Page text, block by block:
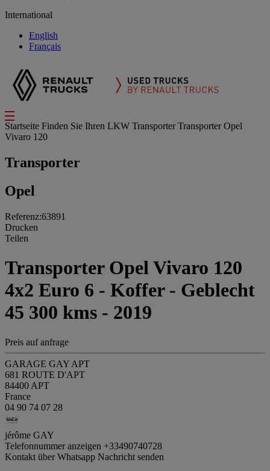
International
English
Français
Startseite Finden Sie Ihren LKW TransporterTransporter Opel
Vivaro 120
Transporter
Opel
Referenz:63891
Drucken
Teilen
Transporter Opel Vivaro 120
4x2 Euro 6 - Koffer - Geblecht
45 300 kms - 2019
Preis auf anfrage
GARAGE GAY APT
681 ROUTE D'APT
84400 APT
France
04 90 74 07 28
jérôme GAY
Telefonnummer anzeigen +33490740728
Kontakt über Whatsapp Nachricht senden